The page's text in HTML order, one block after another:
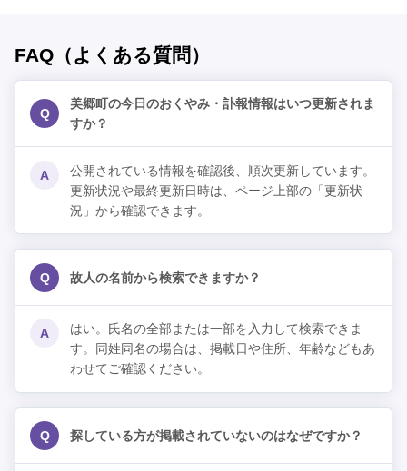
FAQ（よくある質問）
Q
美郷町の今日のおくやみ・訃報情報はいつ更新されま
すか？
A
公開されている情報を確認後、順次更新しています。
更新状況や最終更新日時は、ページ上部の「更新状
況」から確認できます。
Q 故人の名前から検索できますか？
A
はい。氏名の全部または一部を入力して検索できま
す。同姓同名の場合は、掲載日や住所、年齢などもあ
わせてご確認ください。
Q 探している方が掲載されていないのはなぜですか？